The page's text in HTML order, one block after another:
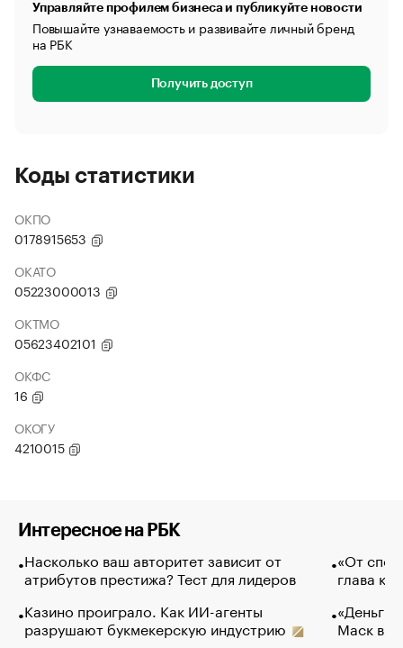
Управляйте профилем бизнеса и публикуйте новости
Повышайте узнаваемость и развивайте личный бренд
на РБК
Получить доступ
Коды статистики
ОКПО
0178915653
ОКАТО
05223000013
ОКТМО
05623402101
ОКФС
16
ОКОГУ
4210015
Интересное на РБК
Насколько ваш авторитет зависит от
атрибутов престижа? Тест для лидеров
Казино проиграло. Как ИИ-агенты
разрушают букмекерскую индустрию
«От
глава
«Деньги
Маск в